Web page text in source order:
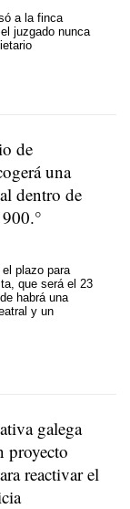
a la finca
juzgado nunca
de
una
dentro de
plazo para
que será el 23
habrá una
y un
galega
proyecto
reactivar el